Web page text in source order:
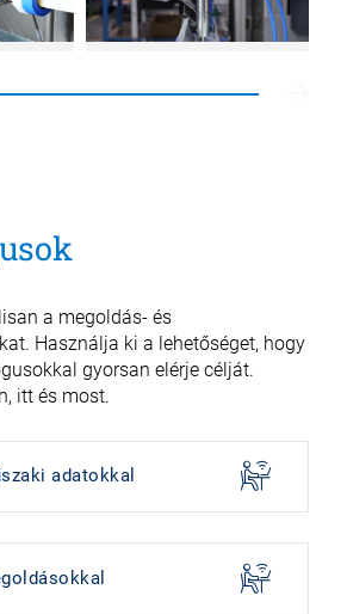
a megoldás- és
Használja ki a lehetőséget, hogy
gyorsan elérje célját.
itt és most.
adatokkal